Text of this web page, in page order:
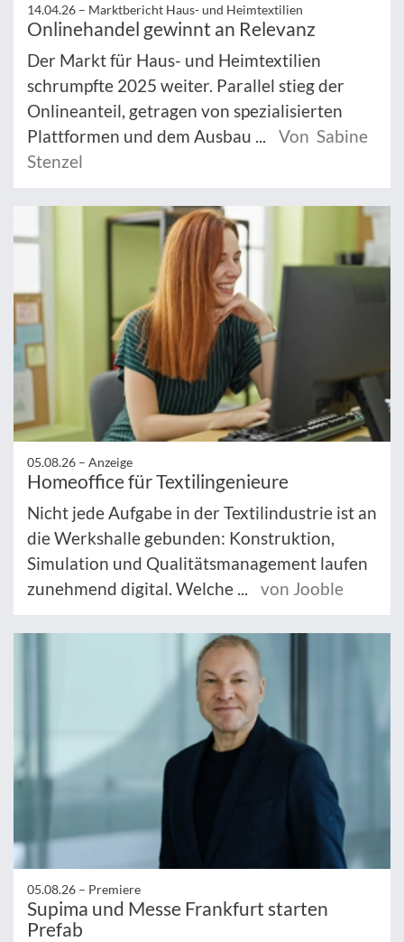
14.04.26 – Marktbericht Haus- und Heimtextilien
Onlinehandel gewinnt an Relevanz
Der Markt für Haus- und Heimtextilien
schrumpfte 2025 weiter. Parallel stieg der
Onlineanteil, getragen von spezialisierten
Plattformen und dem Ausbau ...
Von Sabine
Stenzel
05.08.26 – Anzeige
Homeoffice für Textilingenieure
Nicht jede Aufgabe in der Textilindustrie ist an
die Werkshalle gebunden: Konstruktion,
Simulation und Qualitätsmanagement laufen
zunehmend digital. Welche ...
von Jooble
05.08.26 – Premiere
Supima und Messe Frankfurt starten
Prefab